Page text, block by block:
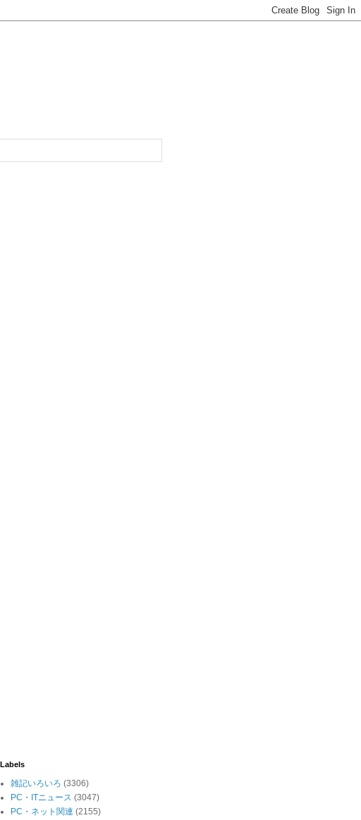
Labels
雑記いろいろ (3306)
PC・ITニュース (3047)
PC・ネット関連 (2155)